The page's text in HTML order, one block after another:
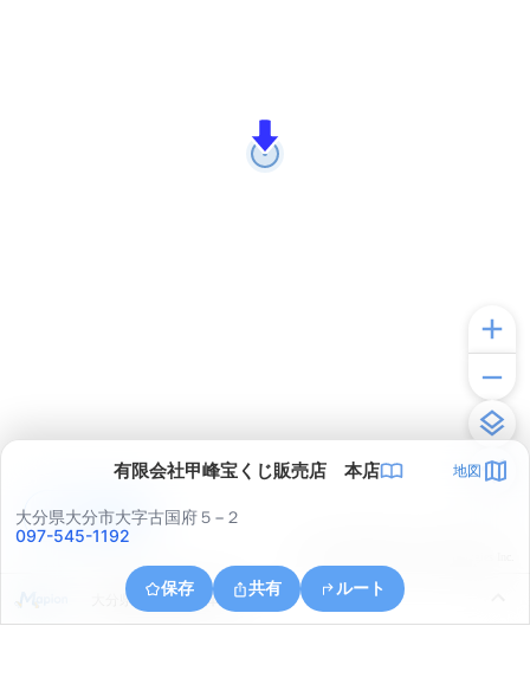
有限会社甲峰宝くじ販売店 本店 地図
大分県大分市大字古国府５−２
097-545-1192
保存 共有 ルート
大分県大分市大字津守
アプリで見る